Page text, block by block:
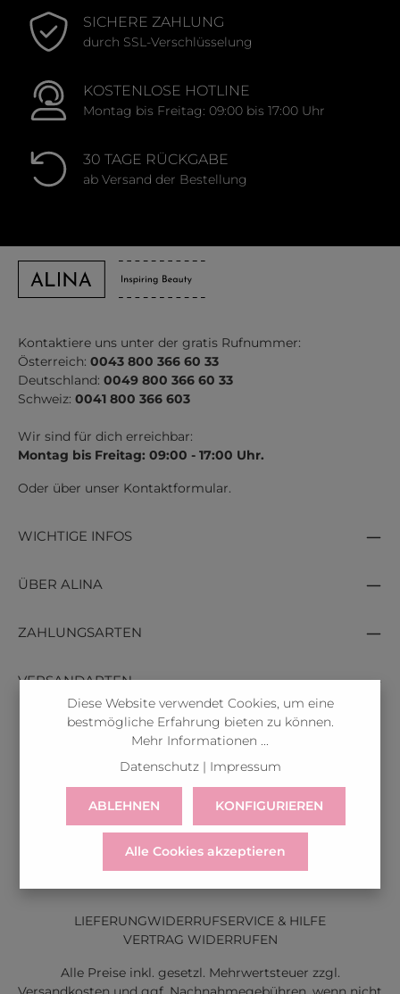
SICHERE ZAHLUNG
durch SSL-Verschlüsselung
KOSTENLOSE HOTLINE
Montag bis Freitag: 09:00 bis 17:00 Uhr
30 TAGE RÜCKGABE
ab Versand der Bestellung
Kontaktiere uns unter der gratis Rufnummer:
Österreich: 0043 800 366 60 33
Deutschland: 0049 800 366 60 33
Schweiz: 0041 800 366 603
Wir sind für dich erreichbar:
Montag bis Freitag: 09:00 - 17:00 Uhr.
Oder über unser Kontaktformular.
WICHTIGE INFOS
ÜBER ALINA
ZAHLUNGSARTEN
VERSANDARTEN
LIEFERUNGWIDERRUFSERVICE & HILFE
VERTRAG WIDERRUFEN
Alle Preise inkl. gesetzl. Mehrwertsteuer zzgl.
Diese Website verwendet Cookies, um eine
bestmögliche Erfahrung bieten zu können.
Mehr Informationen ...
Datenschutz| Impressum
ABLEHNEN KONFIGURIEREN
Alle Cookies akzeptieren